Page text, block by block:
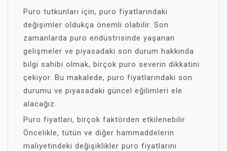
Puro tutkunları için, puro fiyatlarındaki
değişimler oldukça önemli olabilir. Son
zamanlarda puro endüstrisinde yaşanan
gelişmeler ve piyasadaki son durum hakkında
bilgi sahibi olmak, birçok puro severin dikkatini
çekiyor. Bu makalede, puro fiyatlarındaki son
durumu ve piyasadaki güncel eğilimleri ele
alacağız.
Puro fiyatları, birçok faktörden etkilenebilir.
Öncelikle, tütün ve diğer hammaddelerin
maliyetindeki değişiklikler puro fiyatlarını